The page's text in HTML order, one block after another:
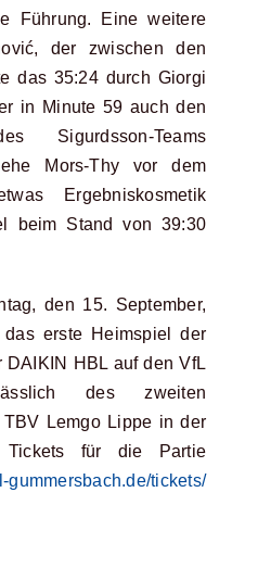
Führung. Eine weitere
der zwischen den
das 35:24 durch Giorgi
in Minute 59 auch den
Sigurdsson-Teams
Mors-Thy vor dem
Ergebniskosmetik
beim Stand von 39:30
den 15. September,
erste Heimspiel der
HBL auf den VfL
des zweiten
Lemgo Lippe in der
Tickets für die Partie
gummersbach.de/tickets/